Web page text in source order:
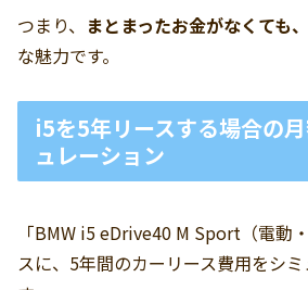
つまり、 まとまったお金がなくても
な魅力です。
i5を5年リースする場合の
ュレーション
「BMW i5 eDrive40 M Sport（電動
スに、5年間のカーリース費用をシ